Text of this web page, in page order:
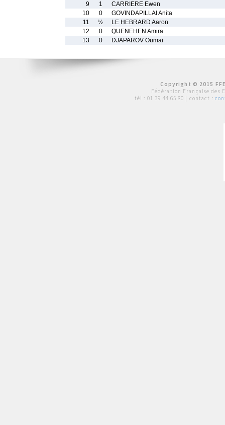
9
1
CARRIERE Ewen
10
0
GOVINDAPILLAI Anita
11
½
LE HEBRARD Aaron
12
0
QUENEHEN Amira
13
0 DJAPAROV Oumai
Copyright © 2015
Fédération Française des
tél : 01 39 44 65 80 | contact :